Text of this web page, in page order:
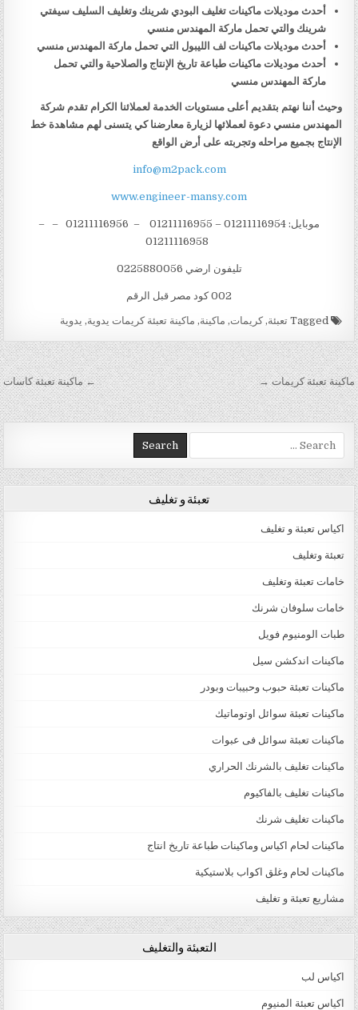
أحدث موديلات ماكينات تغليف البودي شرينك وتغليف السليف سيفتي
شرينك والتي تحمل ماركة المهندس منسي
أحدث موديلات ماكينات لف الليبول التي تحمل ماركة المهندس منسي
أحدث موديلات ماكينات طباعة تاريخ الإنتاج والصلاحية والتي تحمل
ماركة المهندس منسي
وحيث أننا نهتم بتقديم أعلى مستويات الخدمة لعملائنا الكرام تقدم شركة
المهندس منسي دعوة لعملائها لزيارة معارضنا كي يتسنى لهم مشاهدة خط
الإنتاج بجميع مراحله وتجربته على أرض الواقع
info@m2pack.com
www.engineer-mansy.com
موبايل: 01211116954 – 01211116955 – 01211116956 – –
تليفون ارضي 0225880056
002 كود مصر قبل الرقم
Tagged تعبئة,كريمات, ماكينة, ماكينة تعبئة كريمات يدوية, يدوية
تصفّح المقالات ← ماكينة تعبئة كاسات ماكينة تعبئة كريمات →
Search for:
تعبئة و تغليف
اكياس تعبئة و تغليف
تعبئة وتغليف
خامات تعبئة وتغليف
خامات سلوفان شرنك
طبات الومنيوم فويل
ماكينات اندكشن سيل
ماكينات تعبئة حبوب وحبيبات وبودر
ماكينات تعبئة سوائل اوتوماتيك
ماكينات تعبئة سوائل فى عبوات
ماكينات تغليف بالشرنك الحراري
ماكينات تغليف بالفاكيوم
ماكينات تغليف شرنك
ماكينات لحام اكياس وماكينات طباعة تاريخ انتاج
ماكينات لحام وغلق اكواب بلاستيكية
مشاريع تعبئة و تغليف
التعبئة والتغليف
اكياس لب
اكياس تعبئة المنيوم